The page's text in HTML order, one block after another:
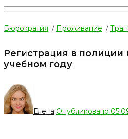
Бюрократия / Проживание /
Регистрация в полиции
учебном году
Елена Опубликовано